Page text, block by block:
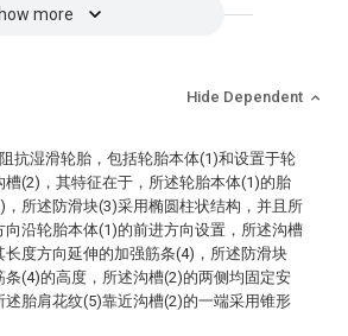
more
Hide Dependent
抗湿滑轮胎，包括轮胎本体(1)和设置于轮
槽(2)，其特征在于，所述轮胎本体(1)的胎
所述防滑块(3)采用椭圆柱状结构，并且所
沿轮胎本体(1)的前进方向设置，所述沟槽
度方向延伸的加强筋条(4)，所述防滑块
条(4)的高度，所述沟槽(2)的两侧均固定安
述胎肩花纹(5)靠近沟槽(2)的一端采用锥形